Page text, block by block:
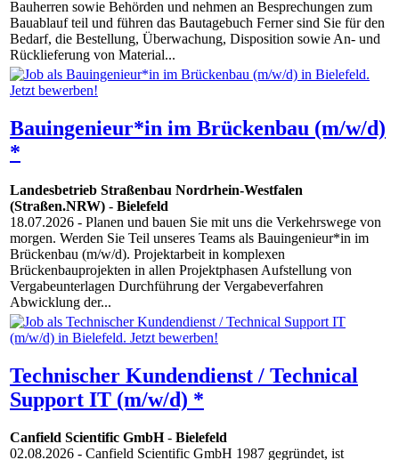
Bauherren sowie Behörden und nehmen an Besprechungen zum
Bauablauf teil und führen das Bautagebuch Ferner sind Sie für den
Bedarf, die Bestellung, Überwachung, Disposition sowie An- und
Rücklieferung von Material...
Bauingenieur*in im Brückenbau (m/w/d)
*
Landesbetrieb Straßenbau Nordrhein-Westfalen
(Straßen.NRW) - Bielefeld
18.07.2026 - Planen und bauen Sie mit uns die Verkehrswege von
morgen. Werden Sie Teil unseres Teams als Bauingenieur*in im
Brückenbau (m/w/d). Projektarbeit in komplexen
Brückenbauprojekten in allen Projektphasen Aufstellung von
Vergabeunterlagen Durchführung der Vergabeverfahren
Abwicklung der...
Technischer Kundendienst / Technical
Support IT (m/w/d) *
Canfield Scientific GmbH- Bielefeld
02.08.2026 - Canfield Scientific GmbH 1987 gegründet, ist